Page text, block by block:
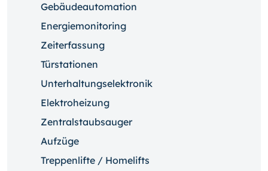
Gebäudeautomation
Energiemonitoring
Zeiterfassung
Türstationen
Unterhaltungselektronik
Elektroheizung
Zentralstaubsauger
Aufzüge
Treppenlifte / Homelifts